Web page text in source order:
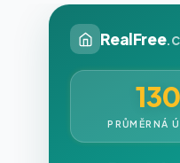
RealFree
PRŮMĚRNÁ